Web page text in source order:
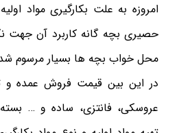
امروزه به علت بکارگیری مواد
حصیری بچه گانه کاربرد آن جهت
محل خواب بچه ها بسیار مرسوم
در این بین قیمت فروش عمده و
عروسکی، فانتزی، ساده و …